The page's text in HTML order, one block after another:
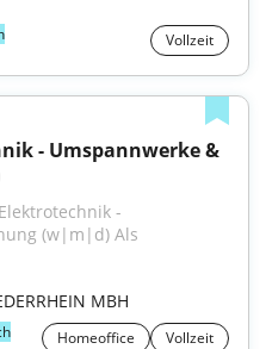
Vollzeit
- Umspannwerke &
Elektrotechnik -
MBH
Homeoffice Vollzeit